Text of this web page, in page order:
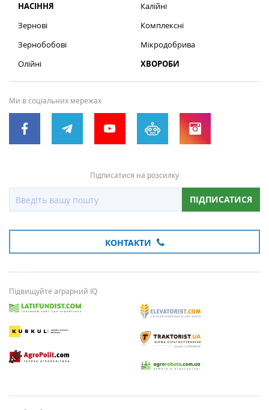
НАСІННЯ
Зернові
Зернобобові
Олійні
Калійні
Комплексні
Мікродобрива
ХВОРОБИ
Ми в соціальних мережах
Підписатися на розсилку
ПІДПИСАТИСЯ
КОНТАКТИ
Підвищуйте аграрний IQ